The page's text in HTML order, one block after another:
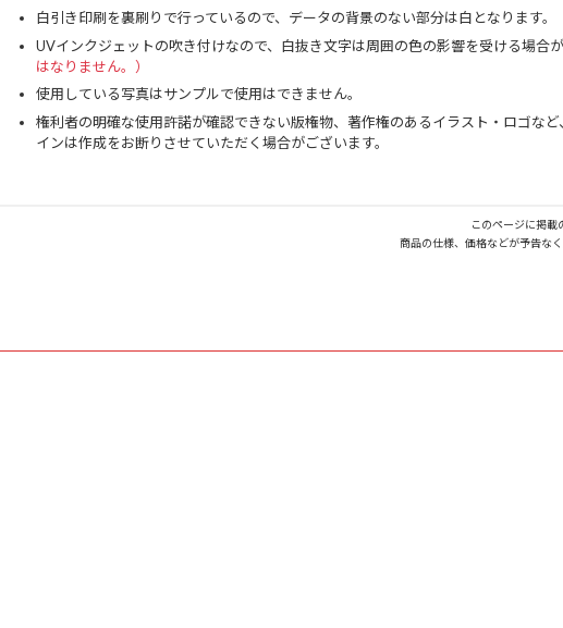
白引き印刷を裏刷りで行っているので、データの背景のない部分は白となります。
UVインクジェットの吹き付けなので、白抜き文字は周囲の色の影響を受ける場合が
はなりません。）
使用している写真はサンプルで使用はできません。
権利者の明確な使用許諾が確認できない版権物、著作権のあるイラスト・ロゴな
インは作成をお断りさせていただく場合がございます。
このページに掲載
商品の仕様、価格などが予告な